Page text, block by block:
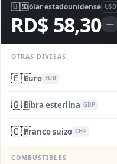
🇺🇸Dólar estadounidense USD
RD$ 58,30 —
OTRAS DIVISAS
🇪🇺Euro EUR
🇬🇧Libra esterlina GBP
🇨🇭Franco suizo CHF
COMBUSTIBLES